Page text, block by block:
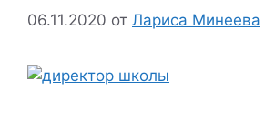
06.11.2020 от Лариса Минеева